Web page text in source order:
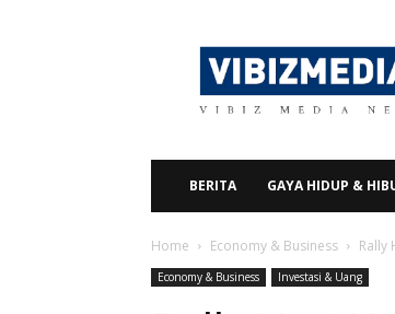
Vibizmedia.com
BERITA GAYA HIDUP &
Home Economy & Business Rally
Economy & Business Investasi & Uang